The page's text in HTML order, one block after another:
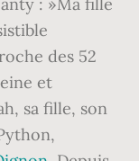
des 52
et
sa fille, son